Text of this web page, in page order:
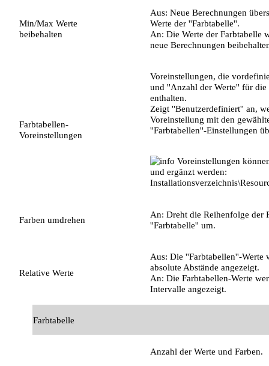
Min/Max Werte
beibehalten
Aus: Neue Berechnungen
Werte der ''Farbtabelle''.
An: Die Werte der Farbtabelle
neue Berechnungen
Farbtabellen-
Voreinstellungen
Voreinstellungen, die
und ''Anzahl der Werte'' für die
enthalten.
Zeigt ''Benutzerdefiniert'' an,
Voreinstellung mit den
''Farbtabellen''-Einstellungen
Voreinstellungen
und ergänzt werden:
Farben umdrehen
An: Dreht die Reihenfolge der
''Farbtabelle'' um.
Relative Werte
Aus: Die ''Farbtabellen''-Werte
absolute Abstände angezeigt.
An: Die Farbtabellen-Werte
Intervalle angezeigt.
Farbtabelle
Anzahl der Werte und Farben.